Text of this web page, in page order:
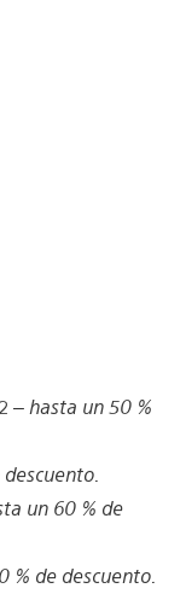
– hasta un 50 %
un 60 % de
% de descuento.